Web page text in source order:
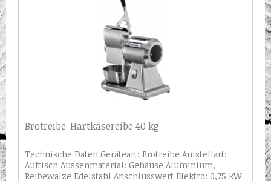
Brotreibe-Hartkäsereibe 40 kg
Technische Daten Geräteart: Brotreibe Aufstellart:
Auftisch Aussenmaterial: Gehäuse Aluminium,
Reibewalze Edelstahl Anschlusswert Elektro: 0,75 kW